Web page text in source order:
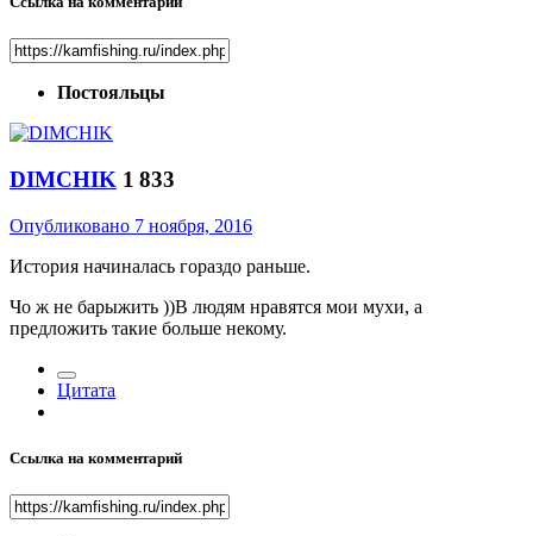
Постояльцы
DIMCHIK 1 833
Опубликовано 7 ноября, 2016
История начиналась гораздо раньше.
Чо ж не барыжить ))В людям нравятся мои мухи, а
предложить такие больше некому.
Цитата
Ссылка на комментарий